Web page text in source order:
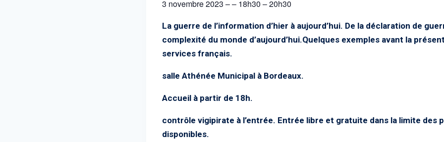
3 novembre 2023 – – 18h30 –20h30
La guerre de l’information d’hier à aujourd’hui. De la déclaration de
complexité du monde d’aujourd’hui.Quelques exemples avant la
services français.
salle Athénée Municipal à Bordeaux.
Accueil à partir de 18h.
contrôle vigipirate à l’entrée. Entrée libre et gratuite dans la limite des
disponibles.